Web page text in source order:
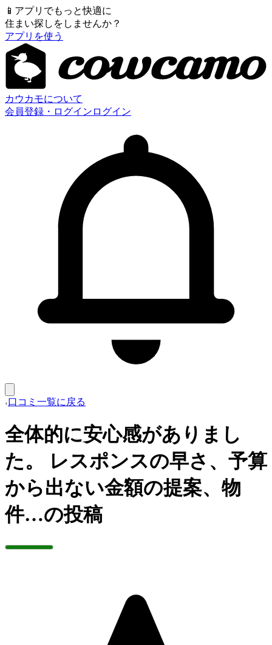
📱 アプリでもっと快適に
住まい探しをしませんか？
アプリを使う
カウカモについて
会員登録・ログイン ログイン
口コミ一覧に戻る
全体的に安心感がありまし
た。 レスポンスの早さ、予算
から出ない金額の提案、物
件…の投稿